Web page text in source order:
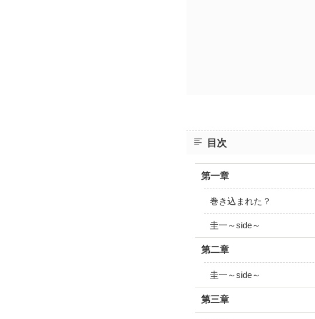
目次
第一章
巻き込まれた？
圭一～side～
第二章
圭一～side～
第三章